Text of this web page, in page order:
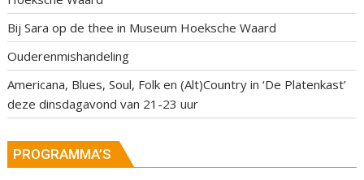
Bij Sara op de thee in Museum Hoeksche Waard
Ouderenmishandeling
Americana, Blues, Soul, Folk en (Alt)Country in ‘De Platenkast’
deze dinsdagavond van 21-23 uur
PROGRAMMA’S